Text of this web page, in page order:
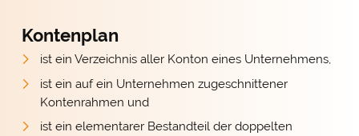
Kontenplan
ist ein Verzeichnis aller Konton eines Unternehmens,
ist ein auf ein Unternehmen zugeschnittener
Kontenrahmen und
ist ein elementarer Bestandteil der doppelten